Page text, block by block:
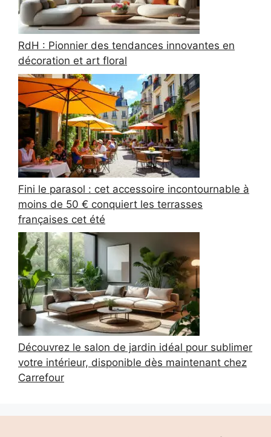
RdH : Pionnier des tendances innovantes en
décoration et art floral
Fini le parasol : cet accessoire incontournable à
moins de 50 € conquiert les terrasses
françaises cet été
Découvrez le salon de jardin idéal pour sublimer
votre intérieur, disponible dès maintenant chez
Carrefour